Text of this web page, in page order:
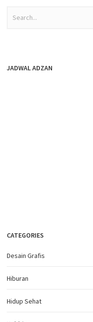
JADWAL ADZAN
CATEGORIES
Desain Grafis
Hiburan
Hidup Sehat